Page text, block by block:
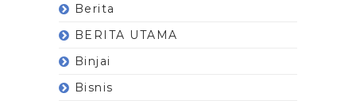
Berita
BERITA UTAMA
Binjai
Bisnis